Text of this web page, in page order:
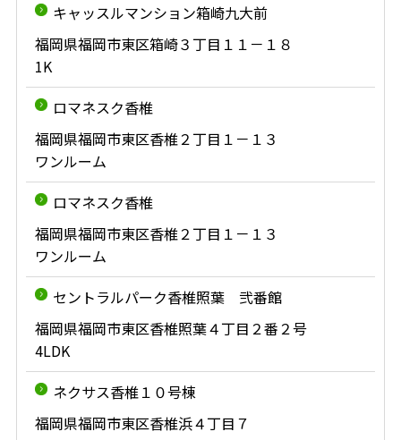
キャッスルマンション箱崎九大前
福岡県福岡市東区箱崎３丁目１１－１８
1K
ロマネスク香椎
福岡県福岡市東区香椎２丁目１－１３
ワンルーム
ロマネスク香椎
福岡県福岡市東区香椎２丁目１－１３
ワンルーム
セントラルパーク香椎照葉 弐番館
福岡県福岡市東区香椎照葉４丁目２番２号
4LDK
ネクサス香椎１０号棟
福岡県福岡市東区香椎浜４丁目７